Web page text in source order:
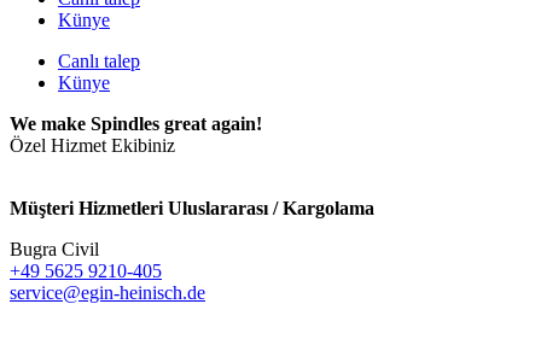
Künye
Canlı talep
Künye
We make Spindles great again!
Özel Hizmet Ekibiniz
Müşteri Hizmetleri Uluslararası / Kargolama
Bugra Civil
+49 5625 9210-405
service@egin-heinisch.de